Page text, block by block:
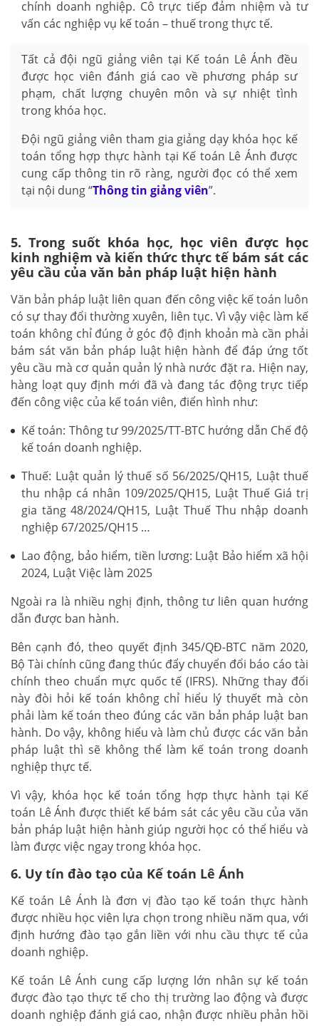
chính doanh nghiệp. Cô trực tiếp đảm nhiệm và tư
vấn các nghiệp vụ kế toán – thuế trong thực tế.
Tất cả đội ngũ giảng viên tại Kế toán Lê Ánh đều
được học viên đánh giá cao về phương pháp sư
phạm, chất lượng chuyên môn và sự nhiệt tình
trong khóa học.
Đội ngũ giảng viên tham gia giảng dạy khóa học kế
toán tổng hợp thực hành tại Kế toán Lê Ánh được
cung cấp thông tin rõ ràng, người đọc có thể xem
tại nội dung “Thông tin giảng viên”.
5. Trong suốt khóa học, học viên được học
kinh nghiệm và kiến thức thực tế bám sát các
yêu cầu của văn bản pháp luật hiện hành
Văn bản pháp luật liên quan đến công việc kế toán luôn
có sự thay đổi thường xuyên, liên tục. Vì vậy việc làm kế
toán không chỉ đúng ở góc độ định khoản mà cần phải
bám sát văn bản pháp luật hiện hành để đáp ứng tốt
yêu cầu mà cơ quản quản lý nhà nước đặt ra. Hiện nay,
hàng loạt quy định mới đã và đang tác động trực tiếp
đến công việc của kế toán viên, điển hình như:
Kế toán: Thông tư 99/2025/TT-BTC hướng dẫn Chế độ
kế toán doanh nghiệp.
Thuế: Luật quản lý thuế số 56/2025/QH15, Luật thuế
thu nhập cá nhân 109/2025/QH15, Luật Thuế Giá trị
gia tăng 48/2024/QH15, Luật Thuế Thu nhập doanh
nghiệp 67/2025/QH15 …
Lao động, bảo hiểm, tiền lương: Luật Bảo hiểm xã hội
2024, Luật Việc làm 2025
Ngoài ra là nhiều nghị định, thông tư liên quan hướng
dẫn được ban hành.
Bên cạnh đó, theo quyết định 345/QĐ-BTC năm 2020,
Bộ Tài chính cũng đang thúc đẩy chuyển đổi báo cáo tài
chính theo chuẩn mực quốc tế (IFRS). Những thay đổi
này đòi hỏi kế toán không chỉ hiểu lý thuyết mà còn
phải làm kế toán theo đúng các văn bản pháp luật ban
hành. Do vậy, không hiểu và làm chủ được các văn bản
pháp luật thì sẽ không thể làm kế toán trong doanh
nghiệp thực tế.
Vì vậy, khóa học kế toán tổng hợp thực hành tại Kế
toán Lê Ánh được thiết kế bám sát các yêu cầu của văn
bản pháp luật hiện hành giúp người học có thể hiểu và
làm được việc ngay trong khóa học.
6. Uy tín đào tạo của Kế toán Lê Ánh
Kế toán Lê Ánh là đơn vị đào tạo kế toán thực hành
được nhiều học viên lựa chọn trong nhiều năm qua, với
định hướng đào tạo gắn liền với nhu cầu thực tế của
doanh nghiệp.
Kế toán Lê Ánh cung cấp lượng lớn nhân sự kế toán
được đào tạo thực tế cho thị trường lao động và được
doanh nghiệp đánh giá cao, nhận được nhiều phản hồi